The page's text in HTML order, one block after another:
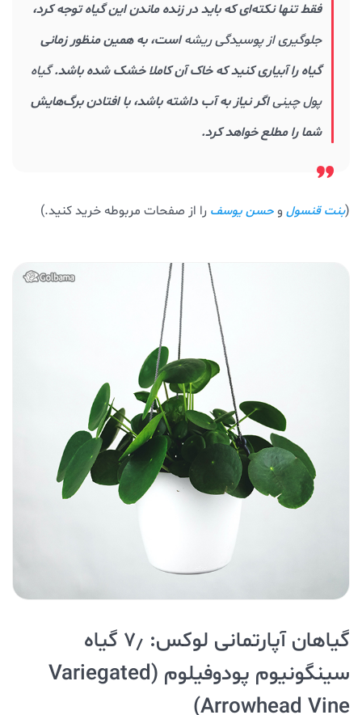
فقط تنها نکته‌ای که باید در زنده ماندن این گیاه توجه کرد،
جلوگیری از پوسیدگی ریشهاست، به همین منظور زمانی
گیاه را آبیاری کنید که خاک آن کاملا خشک شده باشد.گیاه
پول چینیاگر نیاز به آب داشته باشد، با افتادن برگ‌هایش
شما را مطلع خواهد کرد.
(بنت قنسول وحسن یوسف را از صفحات مربوطه خرید کنید.)
گیاهان آپارتمانی لوکس: ۷٫ گیاه
سینگونیوم پودوفیلوم Variegated)
Arrowhead Vine)